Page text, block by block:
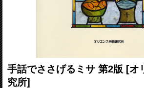
手話でささげるミサ 第2版 [オ
究所]